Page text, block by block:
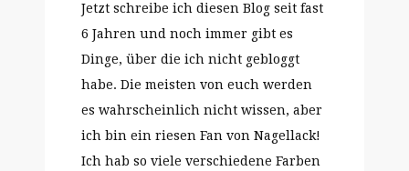
Jetzt schreibe ich diesen Blog seit fast
6 Jahren und noch immer gibt es
Dinge, über die ich nicht gebloggt
habe. Die meisten von euch werden
es wahrscheinlich nicht wissen, aber
ich bin ein riesen Fan von Nagellack!
Ich hab so viele verschiedene Farben